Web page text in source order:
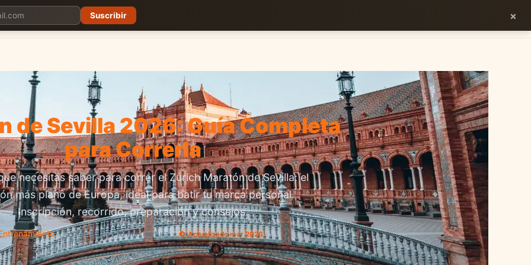
BlogCarreras Precios
de Sevilla 2026: Guía Completa
para Correrla
necesitas saber para correr el Zurich Maratón de Sevilla: el
más plano de Europa, ideal para batir tu marca personal.
Inscripción, recorrido, preparación y consejos.
· 15 mar 2026 · 16 min lectura 🔄 Actualizado mar 2026
Suscribir ×